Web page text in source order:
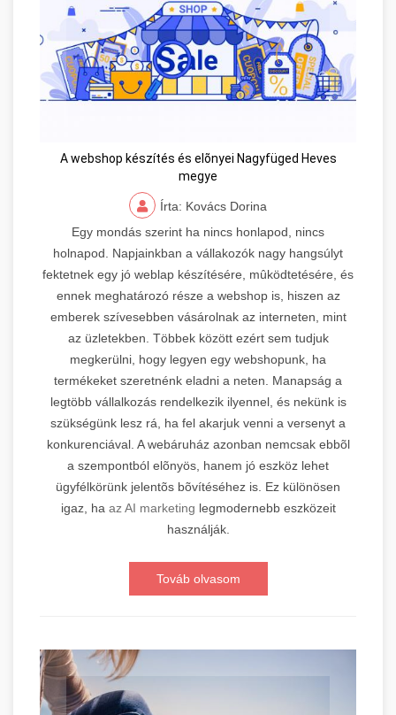
A webshop készítés és elõnyei Nagyfüged Heves
megye
Írta: Kovács Dorina
Egy mondás szerint ha nincs honlapod, nincs
holnapod. Napjainkban a vállakozók nagy hangsúlyt
fektetnek egy jó weblap készítésére, mûködtetésére, és
ennek meghatározó része a webshop is, hiszen az
emberek szívesebben vásárolnak az interneten, mint
az üzletekben. Többek között ezért sem tudjuk
megkerülni, hogy legyen egy webshopunk, ha
termékeket szeretnénk eladni a neten. Manapság a
legtöbb vállalkozás rendelkezik ilyennel, és nekünk is
szükségünk lesz rá, ha fel akarjuk venni a versenyt a
konkurenciával. A webáruház azonban nemcsak ebbõl
a szempontból elõnyös, hanem jó eszköz lehet
ügyfélkörünk jelentõs bõvítéséhez is. Ez különösen
igaz, ha az AI marketing legmodernebb eszközeit
használják.
Továb olvasom